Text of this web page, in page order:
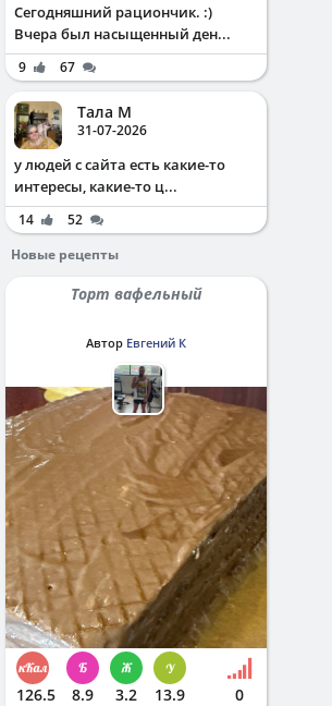
Сегодняшний рациончик. :)
Вчера был насыщенный ден...
9 67
Тала М
31-07-2026
у людей с сайта есть какие-то
интересы, какие-то ц...
14
52
Новые рецепты
Торт вафельный
Автор Евгений К
126.5 8.9 3.2 13.9 0